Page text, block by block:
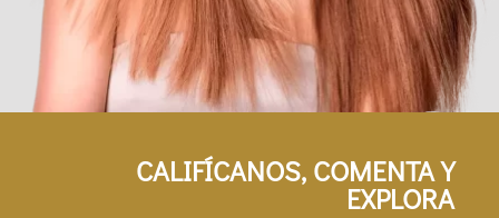
CALIFÍCANOS, COMENTA Y
EXPLORA